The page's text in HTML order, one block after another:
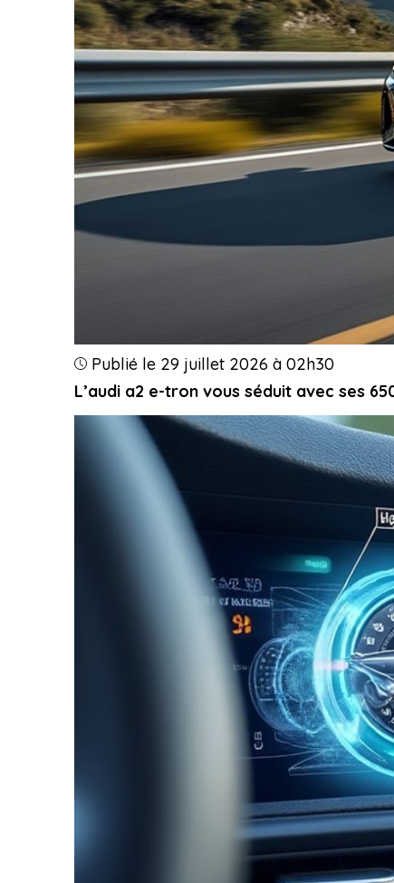
L’audi a2 e-tron vous séduit avec ses
Publié le 29 juillet 2026 à 02h30